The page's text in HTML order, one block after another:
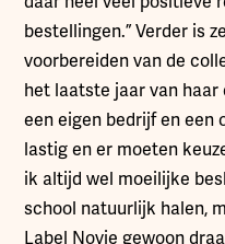
bestellingen.” Verder is
voorbereiden van de
het laatste jaar van
een eigen bedrijf en een
lastig en er moeten
ik altijd wel moeilijke
school natuurlijk halen,
Label Novie gewoon